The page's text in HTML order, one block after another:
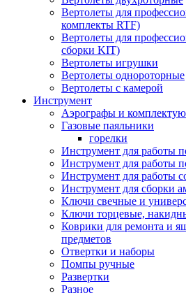
Вертолеты для
комплекты RTF)
Вертолеты для
сборки KIT)
Вертолеты игрушки
Вертолеты однороторные
Вертолеты с камерой
Инструмент
Аэрографы и
Газовые паяльники
горелки
Инструмент для работы
Инструмент для работы
Инструмент для работы
Инструмент для сборки
Ключи свечные и
Ключи торцевые,
Коврики для ремонта и
предметов
Отвертки и наборы
Помпы ручные
Развертки
Разное